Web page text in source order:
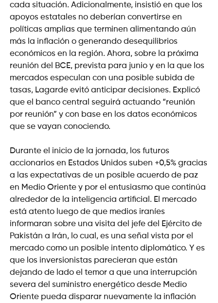
cada situación. Adicionalmente, insistió en que los
apoyos estatales no deberían convertirse en
políticas amplias que terminen alimentando aún
más la inflación o generando desequilibrios
económicos en la región. Ahora, sobre la próxima
reunión del BCE, prevista para junio y en la que los
mercados especulan con una posible subida de
tasas, Lagarde evitó anticipar decisiones. Explicó
que el banco central seguirá actuando “reunión
por reunión” y con base en los datos económicos
que se vayan conociendo.
Durante el inicio de la jornada, los futuros
accionarios en Estados Unidos suben +0,5% gracias
a las expectativas de un posible acuerdo de paz
en Medio Oriente y por el entusiasmo que continúa
alrededor de la inteligencia artificial. El mercado
está atento luego de que medios iraníes
informaran sobre una visita del jefe del Ejército de
Pakistán a Irán, lo cual, es una señal vista por el
mercado como un posible intento diplomático. Y es
que los inversionistas parecieran que están
dejando de lado el temor a que una interrupción
severa del suministro energético desde Medio
Oriente pueda disparar nuevamente la inflación